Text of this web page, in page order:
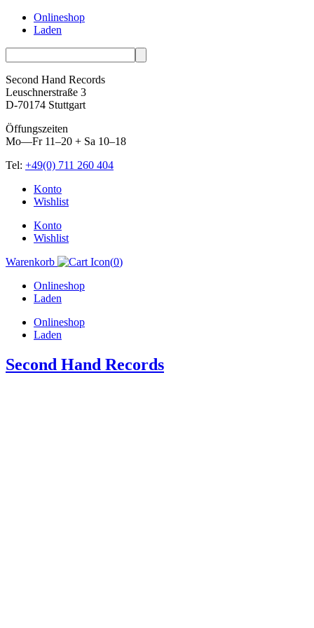
Onlineshop
Laden
Second Hand Records
Leuschnerstraße 3
D-70174 Stuttgart
Öffungszeiten
Mo—Fr 11–20 + Sa 10–18
Tel: +49(0) 711 260 404
Skip
Konto
Wishlist
Konto
Wishlist
Warenkorb
(0)
Onlineshop
Laden
Onlineshop
Laden
Second Hand Records